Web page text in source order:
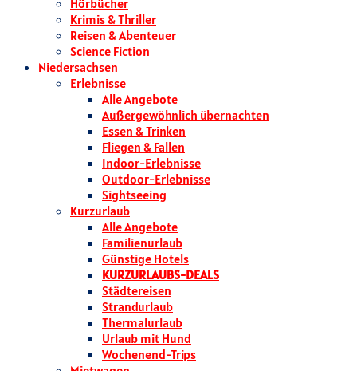
Hörbücher
Krimis & Thriller
Reisen & Abenteuer
Science Fiction
Niedersachsen
Erlebnisse
Alle Angebote
Außergewöhnlich übernachten
Essen & Trinken
Fliegen & Fallen
Indoor-Erlebnisse
Outdoor-Erlebnisse
Sightseeing
Kurzurlaub
Alle Angebote
Familienurlaub
Günstige Hotels
KURZURLAUBS-DEALS
Städtereisen
Strandurlaub
Thermalurlaub
Urlaub mit Hund
Wochenend-Trips